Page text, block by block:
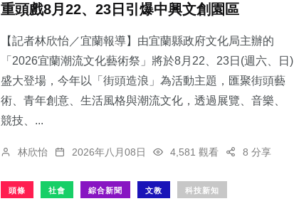
重頭戲8月22、23日引爆中興文創園區
【記者林欣怡／宜蘭報導】由宜蘭縣政府文化局主辦的
「2026宜蘭潮流文化藝術祭」將於8月22、23日(週六、日)
盛大登場，今年以「街頭造浪」為活動主題，匯聚街頭藝
術、青年創意、生活風格與潮流文化，透過展覽、音樂、
競技、...
林欣怡 2026年八月08日 4,581 觀看 8 分享
頭條 社會 綜合新聞 文教 科技新知